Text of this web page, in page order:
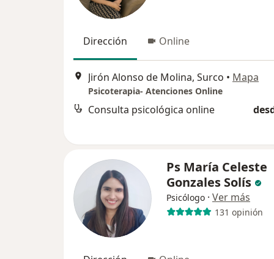
Dirección Online
Jirón Alonso de Molina, Surco • Mapa
Psicoterapia- Atenciones Online
Consulta psicológica online
Ps María Celeste
Gonzales Solís
Psicólogo · Ver más
131 opinión